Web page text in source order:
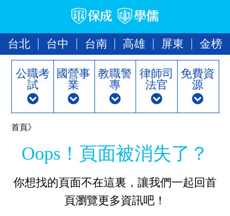
台北 台中 台南 高雄 屏東 金榜
公職考
試
國營事
業
教職警
專
律師司
法官
免費資
源
首頁》
Oops！頁面被消失了？
你想找的頁面不在這裏，讓我們一起回首
頁瀏覽更多資訊吧！